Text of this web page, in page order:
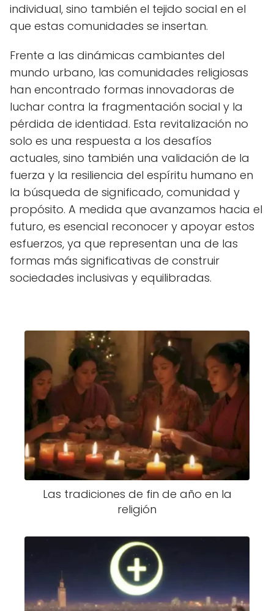
individual, sino también el tejido social en el
que estas comunidades se insertan.
Frente a las dinámicas cambiantes del
mundo urbano, las comunidades religiosas
han encontrado formas innovadoras de
luchar contra la fragmentación social y la
pérdida de identidad. Esta revitalización no
solo es una respuesta a los desafíos
actuales, sino también una validación de la
fuerza y la resiliencia del espíritu humano en
la búsqueda de significado, comunidad y
propósito. A medida que avanzamos hacia el
futuro, es esencial reconocer y apoyar estos
esfuerzos, ya que representan una de las
formas más significativas de construir
sociedades inclusivas y equilibradas.
Las tradiciones de fin de año en la
religión